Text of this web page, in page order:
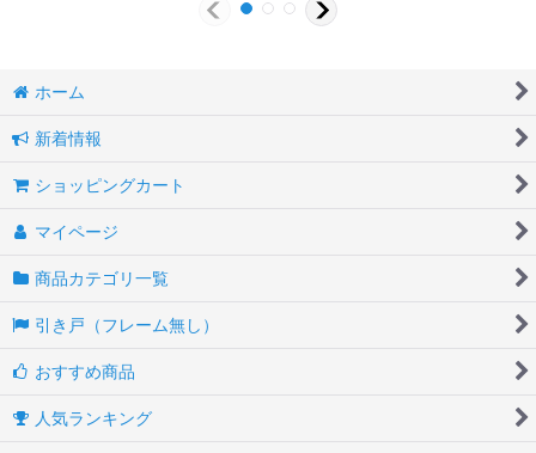
ホーム
新着情報
ショッピングカート
マイページ
商品カテゴリ一覧
引き戸（フレーム無し）
おすすめ商品
人気ランキング